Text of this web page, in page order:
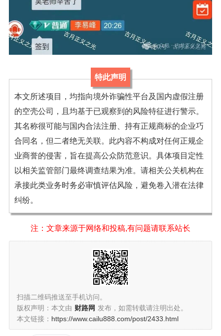
特此声明
本文所述项目，均指向境外诈骗性平台及国内虚假注册
的空壳公司，且均基于已观察到的风险特征进行警示。
其名称很可能与国内合法注册、持有正规商标的企业巧
合同名，但二者绝无关联。此内容不构成对任何正规企
业商誉的侵害，旨在提高公众防范意识。具体项目定性
以相关监管部门最终调查结果为准。请相关公关机构在
承接此类业务时务必审慎评估风险，避免卷入潜在法律
纠纷。
注：文章来源于网络和投稿,有问题请联系站长
扫描二维码推送至手机访问。
版权声明：本文由 财路网 发布，如需转载请注明出处。
本文链接： https://www.cailu888.com/post/2433.html